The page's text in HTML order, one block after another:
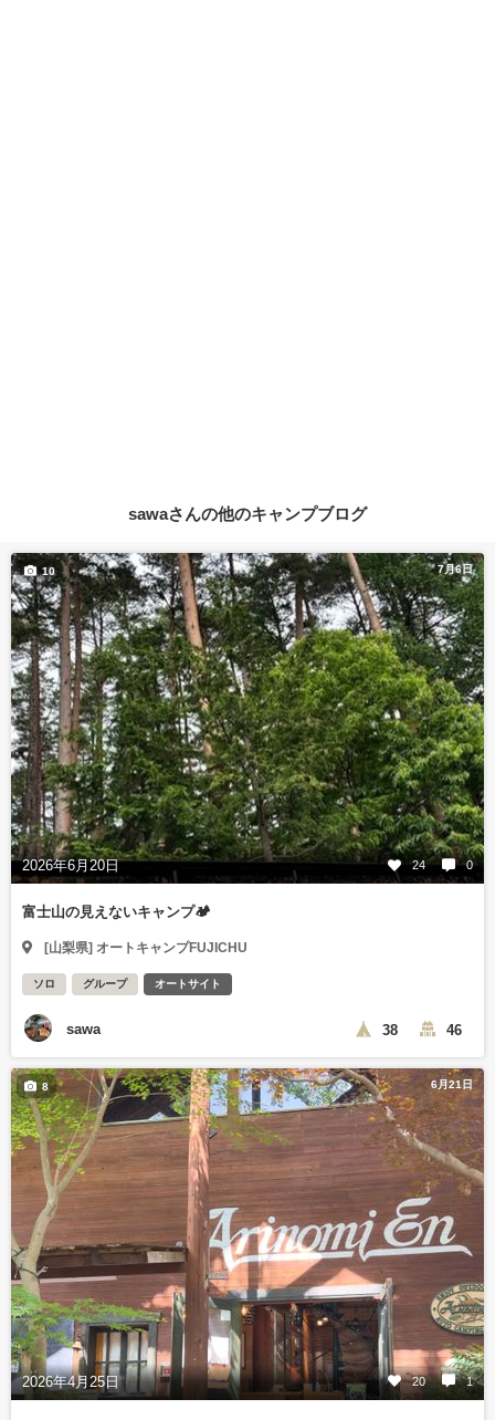
sawaさんの他のキャンプブログ
7月6日
2026年6月20日 24 0
10
富士山の見えないキャンプ🏕️
[山梨県] オートキャンプFUJICHU
ソロ グループ オートサイト
sawa 38 46
6月21日
2026年4月25日 20 1
8